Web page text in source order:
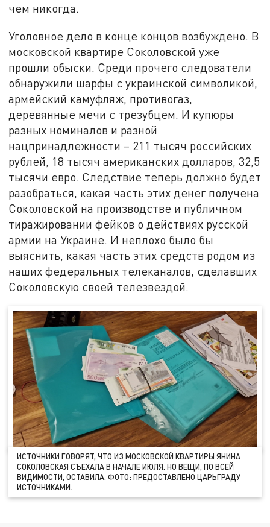
чем никогда.
Уголовное дело в конце концов возбуждено. В
московской квартире Соколовской уже
прошли обыски. Среди прочего следователи
обнаружили шарфы с украинской символикой,
армейский камуфляж, противогаз,
деревянные мечи с трезубцем. И купюры
разных номиналов и разной
нацпринадлежности – 211 тысяч российских
рублей, 18 тысяч американских долларов, 32,5
тысячи евро. Следствие теперь должно будет
разобраться, какая часть этих денег получена
Соколовской на производстве и публичном
тиражировании фейков о действиях русской
армии на Украине. И неплохо было бы
выяснить, какая часть этих средств родом из
наших федеральных телеканалов, сделавших
Соколовскую своей телезвездой.
ИСТОЧНИКИ ГОВОРЯТ, ЧТО ИЗ МОСКОВСКОЙ КВАРТИРЫ ЯНИНА
СОКОЛОВСКАЯ СЪЕХАЛА В НАЧАЛЕ ИЮЛЯ. НО ВЕЩИ, ПО ВСЕЙ
ВИДИМОСТИ, ОСТАВИЛА. ФОТО: ПРЕДОСТАВЛЕНО ЦАРЬГРАДУ
ИСТОЧНИКАМИ.